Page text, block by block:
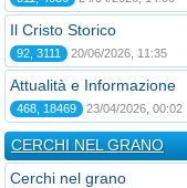
Il Cristo Storico
92, 3111 20/06/2026, 11:35
Attualità e Informazione
468, 18469 23/04/2026, 00:02
CERCHI NEL GRANO
Cerchi nel grano